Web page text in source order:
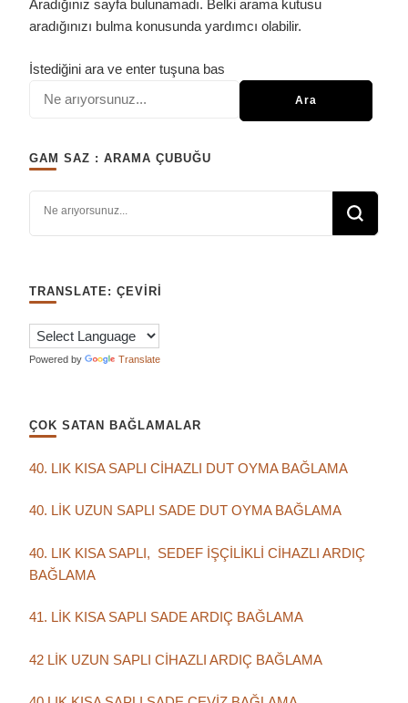
Aradığınız sayfa bulunamadı. Belki arama kutusu
aradığınızı bulma konusunda yardımcı olabilir.
Bir
İstediğini ara ve enter tuşuna bas
GAM SAZ : ARAMA ÇUBUĞU
TRANSLATE: ÇEVIRI
Powered by Translate
ÇOK SATAN BAĞLAMALAR
40. LIK KISA SAPLI CİHAZLI DUT OYMA BAĞLAMA
40. LİK UZUN SAPLI SADE DUT OYMA BAĞLAMA
40. LIK KISA SAPLI, SEDEF İŞÇİLİKLİ CİHAZLI ARDIÇ
BAĞLAMA
41. LİK KISA SAPLI SADE ARDIÇ BAĞLAMA
42 LİK UZUN SAPLI CİHAZLI ARDIÇ BAĞLAMA